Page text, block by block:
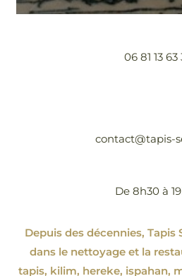
06 81 13 63
contact@tapis-
De 8h30 à
Depuis des décennies, Tapis
dans le nettoyage et la
tapis, kilim, hereke, ispahan,